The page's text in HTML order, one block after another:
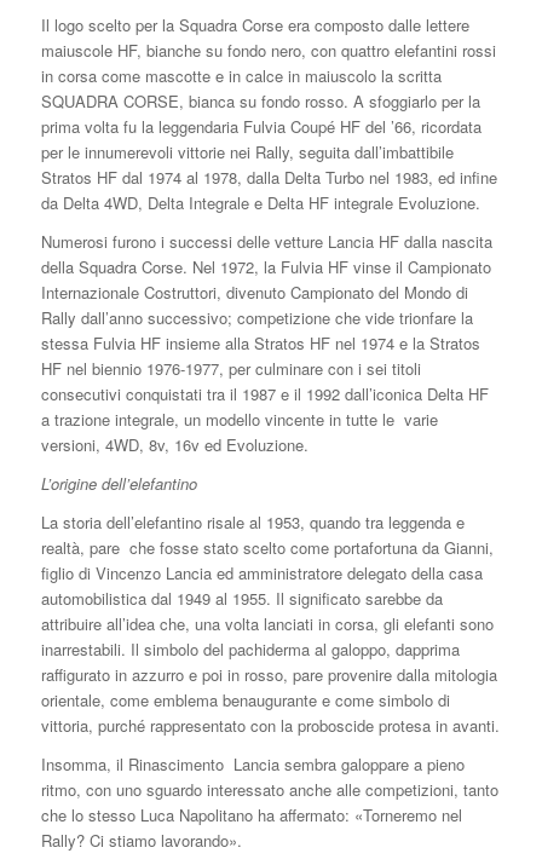
Il logo scelto per la Squadra Corse era composto dalle lettere
maiuscole HF, bianche su fondo nero, con quattro elefantini rossi
in corsa come mascotte e in calce in maiuscolo la scritta
SQUADRA CORSE, bianca su fondo rosso. A sfoggiarlo per la
prima volta fu la leggendaria Fulvia Coupé HF del ’66, ricordata
per le innumerevoli vittorie nei Rally, seguita dall’imbattibile
Stratos HF dal 1974 al 1978, dalla Delta Turbo nel 1983, ed infine
da Delta 4WD, Delta Integrale e Delta HF integrale Evoluzione.
Numerosi furono i successi delle vetture Lancia HF dalla nascita
della Squadra Corse. Nel 1972, la Fulvia HF vinse il Campionato
Internazionale Costruttori, divenuto Campionato del Mondo di
Rally dall’anno successivo; competizione che vide trionfare la
stessa Fulvia HF insieme alla Stratos HF nel 1974 e la Stratos
HF nel biennio 1976-1977, per culminare con i sei titoli
consecutivi conquistati tra il 1987 e il 1992 dall’iconica Delta HF
a trazione integrale, un modello vincente in tutte le varie
versioni, 4WD, 8v, 16v ed Evoluzione.
L’origine dell’elefantino
La storia dell’elefantino risale al 1953, quando tra leggenda e
realtà, pare che fosse stato scelto come portafortuna da Gianni,
figlio di Vincenzo Lancia ed amministratore delegato della casa
automobilistica dal 1949 al 1955. Il significato sarebbe da
attribuire all’idea che, una volta lanciati in corsa, gli elefanti sono
inarrestabili. Il simbolo del pachiderma al galoppo, dapprima
raffigurato in azzurro e poi in rosso, pare provenire dalla mitologia
orientale, come emblema benaugurante e come simbolo di
vittoria, purché rappresentato con la proboscide protesa in avanti.
Insomma, il Rinascimento Lancia sembra galoppare a pieno
ritmo, con uno sguardo interessato anche alle competizioni, tanto
che lo stesso Luca Napolitano ha affermato: «Torneremo nel
Rally? Ci stiamo lavorando».